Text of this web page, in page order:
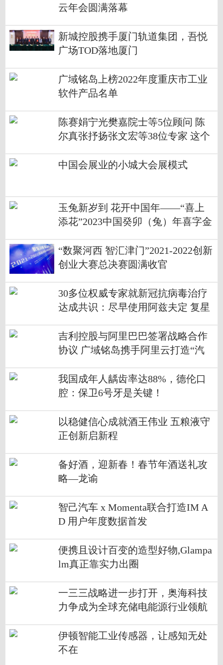
云年会圆满落幕
新城控股携手厦门轨道集团，吾悦
广场TOD落地厦门
广域铭岛上榜2022年度重庆市工业
软件产品名单
陈赛娟宁光樊嘉院士等5位顾问 陈
尔真张抒扬张文宏等38位专家 这个
中国会展业的小城大会展模式
玉兔新岁到 花开中国年——“喜上
添花”2023中国癸卯（兔）年喜字金
“数聚河西 智汇津门”2021-2022创新
创业大赛总决赛圆满收官
30多位权威专家就新冠抗病毒治疗
达成共识：尽早使用阿兹夫定 复星
吉利控股与阿里巴巴签署战略合作
协议 广域铭岛携手阿里云打造“汽
我国成年人龋齿率达88%，德伦口
腔：保卫6号牙是关键！
以稳健信心成就酒王伟业 五粮液守
正创新启新程
备好酒，迎新春！春节年酒送礼攻
略—龙谕
智己汽车 x Momenta联合打造IM A
D 用户年度数据首发
便携且设计百变的造型好物,Glampa
lm真正靠实力出圈
一三三战略进一步打开，奥海科技
力争成为全球充储电能源行业领航
伊顿智能工业传感器，让感知无处
不在